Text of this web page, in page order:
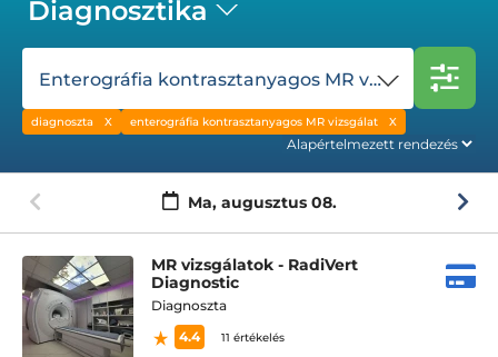
Diagnosztika
Enterográfia kontrasztanyagos MR vizsgálat
diagnoszta enterográfia kontrasztanyagos MR vizsgálat
Ma, augusztus 08.
MR vizsgálatok - RadiVert
Diagnostic
Diagnoszta
4.4
11 értékelés